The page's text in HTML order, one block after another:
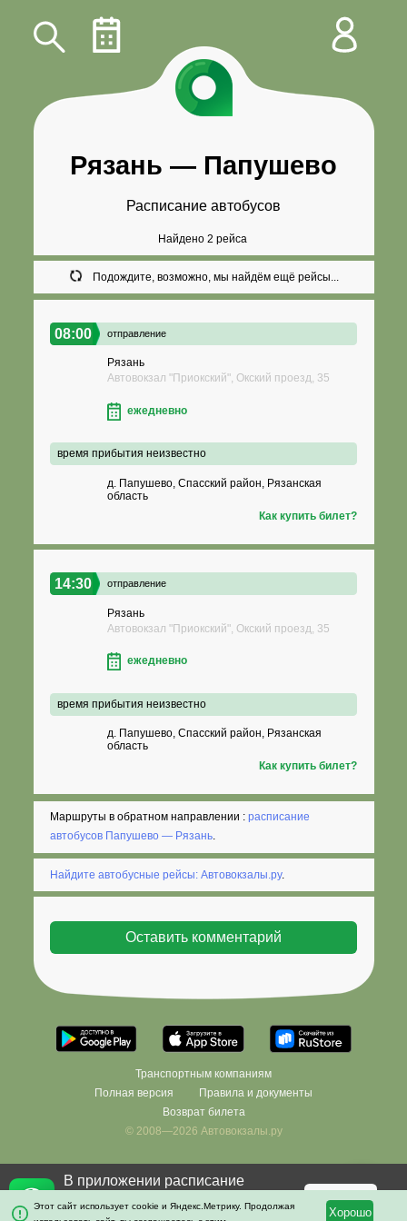
Рязань — Папушево
Расписание автобусов
Найдено 2 рейса
Подождите, возможно, мы найдём ещё рейсы...
08:00 отправление
Рязань
Автовокзал "Приокский", Окский проезд, 35
ежедневно
время прибытия неизвестно
д. Папушево, Спасский район, Рязанская
область
Как купить билет?
14:30 отправление
Рязань
Автовокзал "Приокский", Окский проезд, 35
ежедневно
время прибытия неизвестно
д. Папушево, Спасский район, Рязанская
область
Как купить билет?
Маршруты в обратном направлении :расписание
автобусов Папушево — Рязань.
Найдите автобусные рейсы: Автовокзалы.ру.
Фильтровать
Транспортным компаниям
Полная версия
Правила и документы
Возврат билета
© 2008—2026 Автовокзалы.ру
Этот сайт использует cookie и Яндекс.Метрику. Продолжая
Хорошо
В приложении расписание
останется с вами даже без
Скачать